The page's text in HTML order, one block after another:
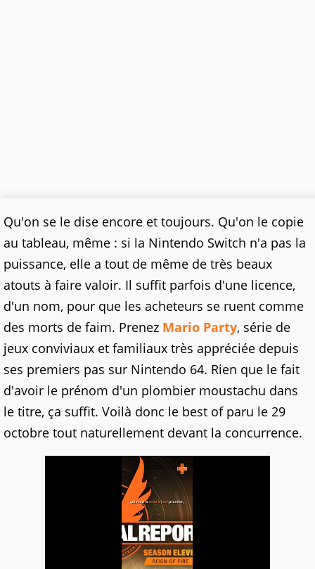
Qu'on se le dise encore et toujours. Qu'on le copie
au tableau, même : si la Nintendo Switch n'a pas la
puissance, elle a tout de même de très beaux
atouts à faire valoir. Il suffit parfois d'une licence,
d'un nom, pour que les acheteurs se ruent comme
des morts de faim. Prenez Mario Party, série de
jeux conviviaux et familiaux très appréciée depuis
ses premiers pas sur Nintendo 64. Rien que le fait
d'avoir le prénom d'un plombier moustachu dans
le titre, ça suffit. Voilà donc le best of paru le 29
octobre tout naturellement devant la concurrence.